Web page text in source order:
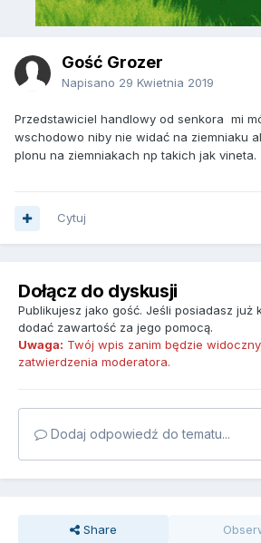
Gość Grozer
Napisano 29 Kwietnia 2019
Przedstawiciel handlowy od senkora mi
wschodowo niby nie widać na ziemniaku
plonu na ziemniakach np takich jak vineta.
Cytuj
Dołącz do dyskusji
Publikujesz jako gość. Jeśli posiadasz już
dodać zawartość za jego pomocą.
Uwaga: Twój wpis zanim będzie
zatwierdzenia moderatora.
Dodaj odpowiedź do tematu...
Share